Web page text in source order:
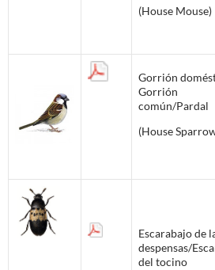
(House Mouse)
Gorrión
Gorrión
común/Pardal
(House
Escarabajo de
despensas/
del tocino